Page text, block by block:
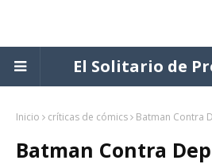
El Solitario de
Inicio críticas de cómics Batman Contra
Batman Contra